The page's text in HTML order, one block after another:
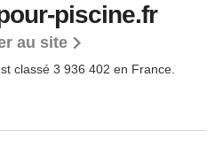
piscine.fr
au site
classé 3 936 402 en France.